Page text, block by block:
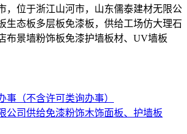
，位于浙江山河市，山东儒泰建材无限公
生态板多层板免漆板，供给工场仿大理石
布景墙粉饰板免漆护墙板材、UV墙板
事（不含许可类询办事）
公司供给免漆粉饰木饰面板、护墙板